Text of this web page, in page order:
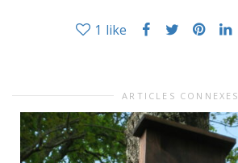
1 like
ARTICLES CONNEXES